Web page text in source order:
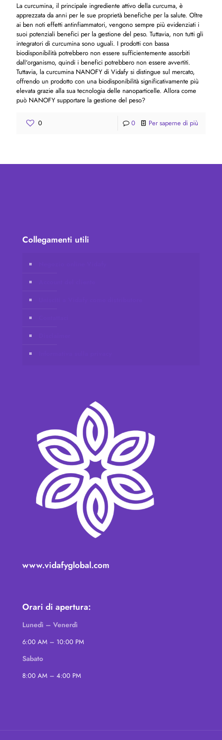
La curcumina, il principale ingrediente attivo della curcuma, è
apprezzata da anni per le sue proprietà benefiche per la salute. Oltre
ai ben noti effetti antinfiammatori, vengono sempre più evidenziati i
suoi potenziali benefici per la gestione del peso. Tuttavia, non tutti gli
integratori di curcumina sono uguali. I prodotti con bassa
biodisponibilità potrebbero non essere sufficientemente assorbiti
dall'organismo, quindi i benefici potrebbero non essere avvertiti.
Tuttavia, la curcumina NANOFY di Vidafy si distingue sul mercato,
offrendo un prodotto con una biodisponibilità significativamente più
elevata grazie alla sua tecnologia delle nanoparticelle. Allora come
può NANOFY supportare la gestione del peso?
0 0 Per saperne di più
Collegamenti utili
www.vidafyglobal.com
Orari di apertura:
Lunedì – Venerdì
6:00 AM – 10:00 PM
Sabato
8:00 AM – 4:00 PM